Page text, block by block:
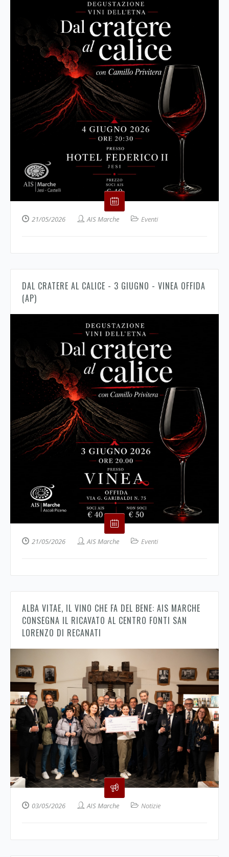
21/05/2026 AIS Marche Eventi
DAL CRATERE AL CALICE - 3 GIUGNO - VINEA OFFIDA
(AP)
21/05/2026 AIS Marche Eventi
ALBA VITAE, IL VINO CHE FA DEL BENE: AIS MARCHE
CONSEGNA IL RICAVATO AL CENTRO FONTI SAN
LORENZO DI RECANATI
03/05/2026 AIS Marche Notizie